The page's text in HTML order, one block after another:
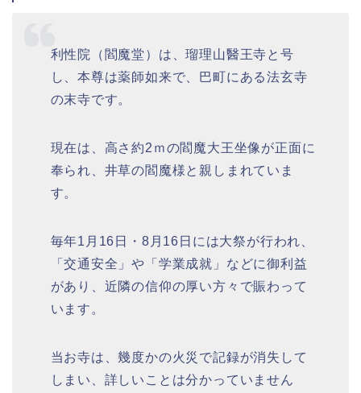
利性院（閻魔堂）は、瑠理山醫王寺と号
し、本尊は薬師如来で、巴町にある法玄寺
の末寺です。
現在は、高さ約2ｍの閻魔大王坐像が正面に
奉られ、井草の閻魔様と親しまれていま
す。
毎年1月16日・8月16日には大祭が行われ、
「交通安全」や「学業成就」などに御利益
があり、近隣の信仰の厚い方々で賑わって
います。
当お寺は、幾度かの火災で記録が消失して
しまい、詳しいことは分かっていません